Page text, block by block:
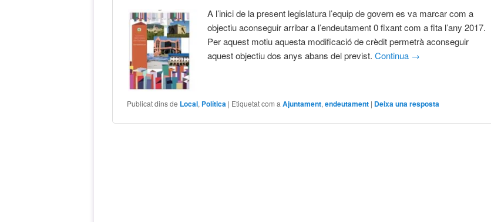
A l’inici de la present legislatura l’equip de govern es va marcar com a
objectiu aconseguir arribar a l’endeutament 0 fixant com a fita l’any 2017.
Per aquest motiu aquesta modificació de crèdit permetrà aconseguir
aquest objectiu dos anys abans del previst.Continua →
Publicat dins de Local, Política | Etiquetat com a Ajuntament,endeutament | Deixa una resposta